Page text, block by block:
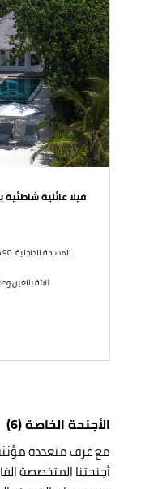
فيلا عائلية
ثلاثة بالغين
الأجنحة الخاصة (6)
مع غرف متعددة
أجنحتنا المتخصصة